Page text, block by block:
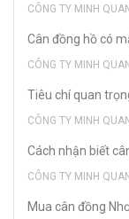
CÔNG TY MINH
Cân đồng hồ có
CÔNG TY MINH
Tiêu chí quan
CÔNG TY MINH
Cách nhận biết
CÔNG TY MINH
Mua cân đồng